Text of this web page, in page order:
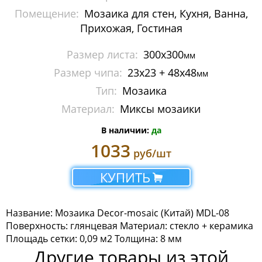
Люкс
Стиль
Фантазия
Мозаика Irida
Мозаика Keramograd
Мозаика NSmosaic
Мозаика Orro Mosaic
Помещение: Мозаика для стен, Кухня, Ванна,
Прихожая, Гостиная
Размер листа: 300х300мм
Размер чипа: 23х23 + 48х48мм
Тип: Мозаика
Материал: Миксы мозаики
В наличии: да
1033 руб/шт
КУПИТЬ
Название: Мозаика Decor-mosaic (Китай) MDL-08
Поверхность: глянцевая Материал: стекло + керамика
Площадь сетки: 0,09 м2 Толщина: 8 мм
Другие товары из этой